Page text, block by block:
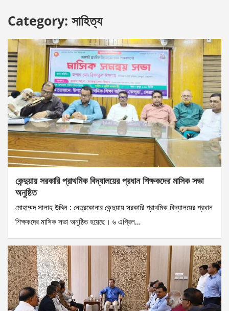
Category: সাহিত্য
কেন্দুয়ায় সরকারি প্রাথমিক বিদ্যালয়ের প্রধান শিক্ষকদের মাসিক সভা
অনুষ্ঠিত
মোহাম্মদ সালাহ উদ্দিন : নেত্রকোনার কেন্দুয়ায় সরকারি প্রাথমিক বিদ্যালয়ের প্রধান
শিক্ষকদের মাসিক সভা অনুষ্ঠিত হয়েছে। ৬ এপ্রিল…